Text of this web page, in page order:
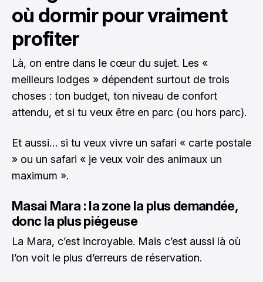
où dormir pour vraiment
profiter
Là, on entre dans le cœur du sujet. Les «
meilleurs lodges » dépendent surtout de trois
choses : ton budget, ton niveau de confort
attendu, et si tu veux être en parc (ou hors parc).
Et aussi… si tu veux vivre un safari « carte postale
» ou un safari « je veux voir des animaux un
maximum ».
Masai Mara : la zone la plus demandée,
donc la plus piégeuse
La Mara, c’est incroyable. Mais c’est aussi là où
l’on voit le plus d’erreurs de réservation.